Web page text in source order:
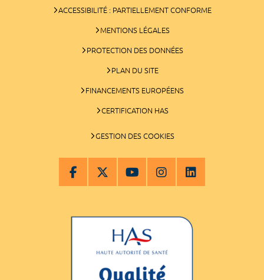
ACCESSIBILITÉ : PARTIELLEMENT CONFORME
MENTIONS LÉGALES
PROTECTION DES DONNÉES
PLAN DU SITE
FINANCEMENTS EUROPÉENS
CERTIFICATION HAS
GESTION DES COOKIES